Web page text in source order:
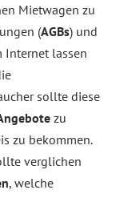
Mietwagen zu
(AGBs) und
Internet lassen
sollte diese
zu
zu bekommen.
verglichen
, welche